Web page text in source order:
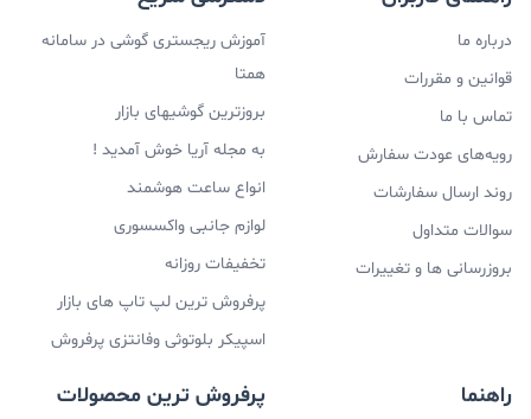
معماری RTX نسل دوم NVIDIA-با هسته های RT جدید،
هسته های Tensor و چند پردازنده قوی برای واقعی ترین
گرافیک های حرفه ای و ویژگی های پیشرفته هوش مصنوعی
استفاده می کنند. NVIDIA DLSS یک فناوری هوش مصنوعی
پیشگامانه است که با استفاده از هسته های تنسوری پردازش
هوش مصنوعی اختصاصی در GeForce RTX ، نرخ فریم را با
امکان را می دهد تا تنظیمات و وضوح تصویر را برای تجربه
درباره ما
قوانین و مقررات
تماس با ما
رویه‌های عودت سفارش
روند ارسال سفارشات
سوالات متداول
بروزرسانی ها و تغییرات
آموزش ریجستری گوشی در سامانه
همتا
بروزترین گوشیهای بازار
به مجله آریا خوش آمدید !
انواع ساعت هوشمند
لوازم جانبی واکسسوری
تخفیفات روزانه
پرفروش ترین لپ تاپ های بازار
اسپیکر بلوتوثی وفانتزی پرفروش
راهنما پرفروش ترین محصولات